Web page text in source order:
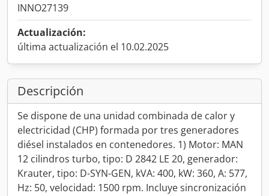
INNO27139
Actualización:
última actualización el 10.02.2025
Descripción
Se dispone de una unidad combinada de calor y
electricidad (CHP) formada por tres generadores
diésel instalados en contenedores. 1) Motor: MAN
12 cilindros turbo, tipo: D 2842 LE 20, generador:
Krauter, tipo: D-SYN-GEN, kVA: 400, kW: 360, A: 577,
Hz: 50, velocidad: 1500 rpm. Incluye sincronización